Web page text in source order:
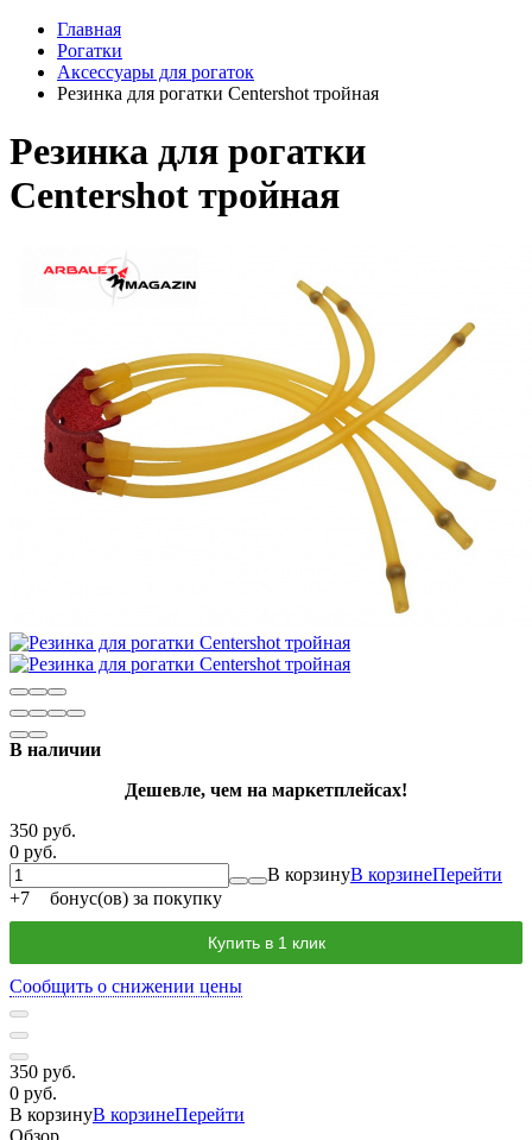
Главная
Рогатки
Аксессуары для рогаток
Резинка для рогатки Centershot тройная
Резинка для рогатки
Centershot тройная
В наличии
Дешевле, чем на маркетплейсах!
350 руб.
0 руб.
В корзинуВ корзинеПерейти
+7 бонус(ов) за покупку
Купить в 1 клик
Сообщить о снижении цены
350 руб.
0 руб.
В корзинуВ корзинеПерейти
Обзор